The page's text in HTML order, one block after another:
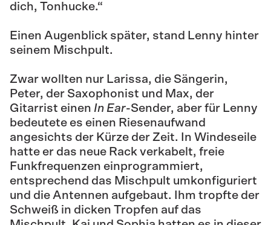
dich, Tonhucke.“
Einen Augenblick später, stand Lenny hinter
seinem Mischpult.
Zwar wollten nur Larissa, die Sängerin,
Peter, der Saxophonist und Max, der
Gitarrist einen In Ear-Sender, aber für Lenny
bedeutete es einen Riesenaufwand
angesichts der Kürze der Zeit. In Windeseile
hatte er das neue Rack verkabelt, freie
Funkfrequenzen einprogrammiert,
entsprechend das Mischpult umkonfiguriert
und die Antennen aufgebaut. Ihm tropfte der
Schweiß in dicken Tropfen auf das